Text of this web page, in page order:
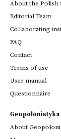
About the Polish
Editorial Team
Collaborating
FAQ
Contact
Terms of use
User manual
Questionnaire
Geopolonistyka
About